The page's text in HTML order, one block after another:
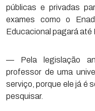
públicas e privadas
exames como o
Educacional pagará até
— Pela legislação
professor de uma
serviço, porque ele já é
pesquisar.